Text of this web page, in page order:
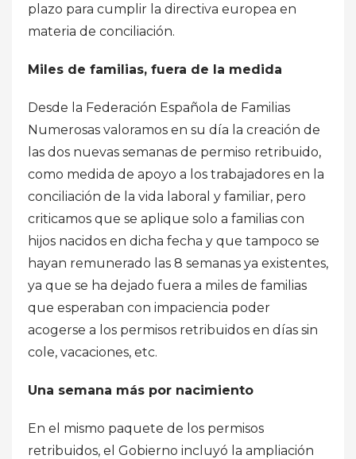
plazo para cumplir la directiva europea en
materia de conciliación.
Miles de familias, fuera de la medida
Desde la Federación Española de Familias
Numerosas valoramos en su día la creación de
las dos nuevas semanas de permiso retribuido,
como medida de apoyo a los trabajadores en la
conciliación de la vida laboral y familiar, pero
criticamos que se aplique solo a familias con
hijos nacidos en dicha fecha y que tampoco se
hayan remunerado las 8 semanas ya existentes,
ya que se ha dejado fuera a miles de familias
que esperaban con impaciencia poder
acogerse a los permisos retribuidos en días sin
cole, vacaciones, etc.
Una semana más por nacimiento
En el mismo paquete de los permisos
retribuidos, el Gobierno incluyó la ampliación